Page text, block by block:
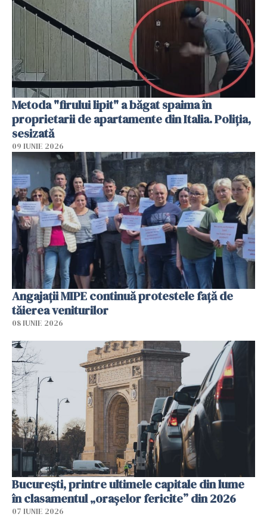
Metoda "firului lipit" a băgat spaima în
proprietarii de apartamente din Italia. Poliția,
sesizată
09 IUNIE 2026
Angajaţii MIPE continuă protestele faţă de
tăierea veniturilor
08 IUNIE 2026
București, printre ultimele capitale din lume
în clasamentul „orașelor fericite” din 2026
07 IUNIE 2026